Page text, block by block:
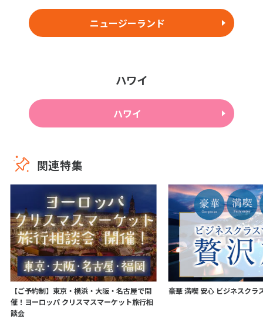
ニュージーランド
ハワイ
ハワイ
関連特集
【ご予約制】東京・横浜・大阪・名古屋で開
催！ヨーロッパ クリスマスマーケット旅行相
談会
豪華 満喫 安心 ビジネスクラ